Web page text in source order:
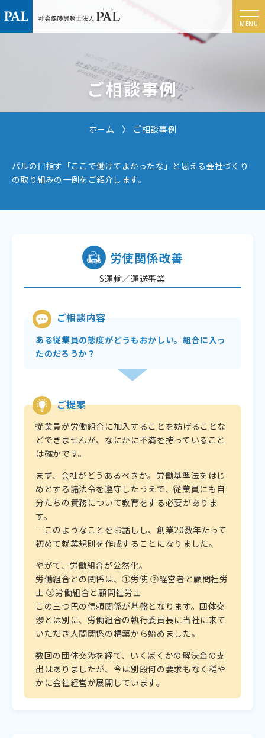
ご相談事例
ホーム ご相談事例
パルの目指す「ここで働けてよかったな」と思える会社づくり
の取り組みの一例をご紹介します。
労使関係改善
S運輸／運送事業
ご相談内容
ある従業員の態度がどうもおかしい。組合に入っ
たのだろうか？
ご提案
従業員が労働組合に加入することを妨げることな
どできませんが、なにかに不満を持っていること
は確かです。
まず、会社がどうあるべきか。労働基準法をはじ
めとする諸法令を遵守したうえで、従業員にも自
分たちの責務について教育をする必要がありま
す。
…このようなことをお話しし、創業20数年たって
初めて就業規則を作成することになりました。
やがて、労働組合が公然化。
労働組合との関係は、①労使 ②経営者と顧問社労
士 ③労働組合と顧問社労士
この三つ巴の信頼関係が基盤となります。団体交
渉とは別に、労働組合の執行委員長に当社に来て
いただき人間関係の構築から始めました。
数回の団体交渉を経て、いくばくかの解決金の支
出はありましたが、今は別段何の要求もなく穏や
かに会社経営が展開しています。